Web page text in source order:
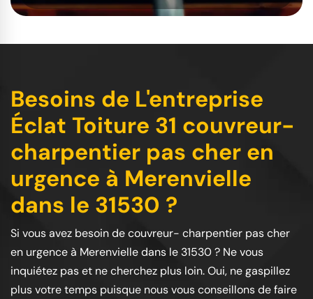
Besoins de L'entreprise
Éclat Toiture 31 couvreur-
charpentier pas cher en
urgence à Merenvielle
dans le 31530 ?
Si vous avez besoin de couvreur- charpentier pas cher
en urgence à Merenvielle dans le 31530 ? Ne vous
inquiétez pas et ne cherchez plus loin. Oui, ne gaspillez
plus votre temps puisque nous vous conseillons de faire